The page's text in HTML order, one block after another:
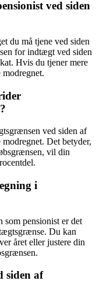
ved siden
du må tjene ved siden
for indtægt ved siden
Hvis du tjener mere
ved siden af
Det betyder,
vil din
i
som pensionist er det
Du kan
året eller justere din
siden af